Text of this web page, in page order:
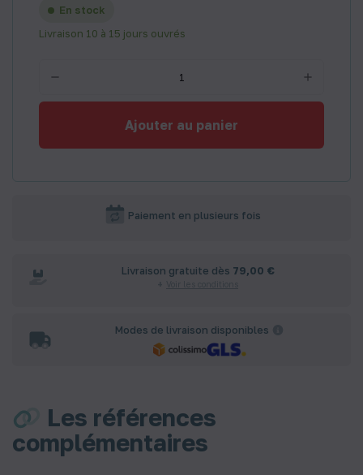
En stock
Livraison 10 à 15 jours ouvrés
Ajouter au panier
Paiement en plusieurs fois
Livraison gratuite dès 79,00 €
Modes de livraison disponibles
Les références
complémentaires